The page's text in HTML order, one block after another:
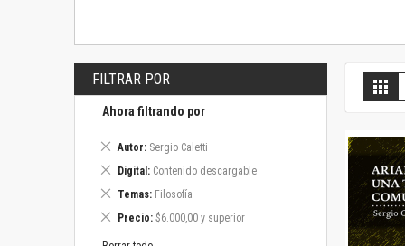
FILTRAR POR
Ahora filtrando por
Autor Sergio Caletti
Eliminar
artículo
Digital Contenido descargable
Eliminar
artículo
Temas Filosofía
Eliminar
artículo
Precio $6.000,00 y superior
Eliminar